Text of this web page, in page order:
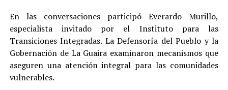
En las conversaciones participó Everardo Murillo,
especialista invitado por el Instituto para las
Transiciones Integradas. La Defensoría del Pueblo y la
Gobernación de La Guaira examinaron mecanismos que
aseguren una atención integral para las comunidades
vulnerables.